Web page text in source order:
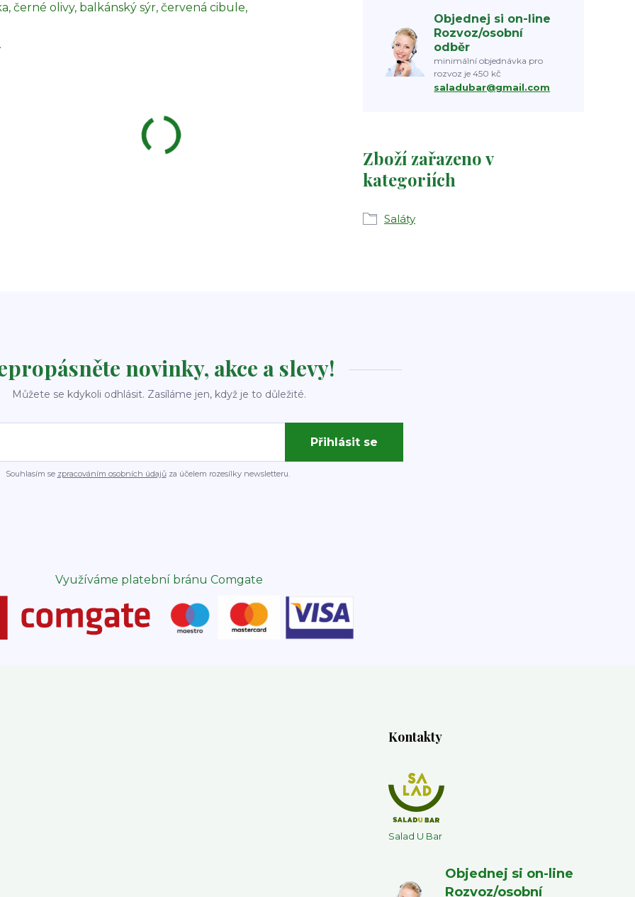
černé olivy, balkánský sýr, červená cibule,
Zboží zařazeno v
kategoriích
Saláty
Objednej si on-line
Rozvoz/osobní
odběr
minimální objednávka pro
rozvoz je 450 kč
saladubar@gmail.com
novinky, akce a slevy!
Můžete se kdykoli odhlásit. Zasíláme jen, když je to důležité.
Přihlásit se
Souhlasím se zpracováním osobních údajůza účelem rozesílky newsletteru.
Využíváme platební bránu Comgate
Kontakty
Salad U Bar
Objednej si on-line
Rozvoz/osobní